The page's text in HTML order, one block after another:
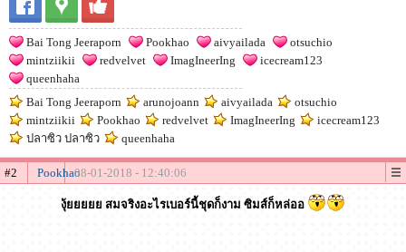
Bai Tong Jeeraporn Pookhao aivyailada
otsuchio
mintziikii
redvelvet ImagIneerIng
icecream123
queenhaha
Bai Tong Jeeraporn
arunojoann aivyailada
otsuchio
mintziikii
Pookhao redvelvet ImagIneerIng
icecream123
ปลาซิว ปลาซิว
queenhaha
#2 Pookhao08-01-2018 - 12:40:06
งุ้ยยยยย สมจริงอะไรเบอร์นี้ชุดก็งาม ซิมส์ก็หล่ออ